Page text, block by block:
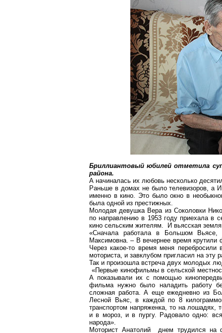
Бриллиантовый юбилей отметила
района.
А начиналась их любовь несколько
Раньше в домах не было телевизоров, а
именно в кино. Это было окно в
была одной из престижных.
Молодая девушка Вера из Соколовки
по направлению в 1953 году приехала в
кино сельским жителям. И вьясская
«Сначала работала в Большом
Максимовна. – В вечернее время
Через какое-то время меня
моториста, и завклубом пригласил на эту
Так и произошла встреча двух молодых
«Первые кинофильмы в сельской
А показывали их с помощью
фильма нужно было наладить работу
сложная работа. А еще ежедневно из
Лесной Вьяс, в каждой по 8
транспортом напряженка, то налошадях,
и в мороз, и в пургу. Радовало одно:
народа».
Моторист Анатолий днем трудился